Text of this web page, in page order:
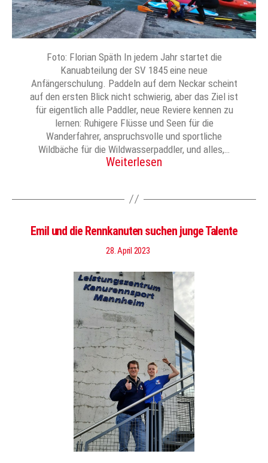
Foto: Florian Späth In jedem Jahr startet die
Kanuabteilung der SV 1845 eine neue
Anfängerschulung. Paddeln auf dem Neckar scheint
auf den ersten Blick nicht schwierig, aber das Ziel ist
für eigentlich alle Paddler, neue Reviere kennen zu
lernen: Ruhigere Flüsse und Seen für die
Wanderfahrer, anspruchsvolle und sportliche
Wildbäche für die Wildwasserpaddler, und alles,…
Weiterlesen
Emil und die Rennkanuten suchen junge Talente
28. April 2023